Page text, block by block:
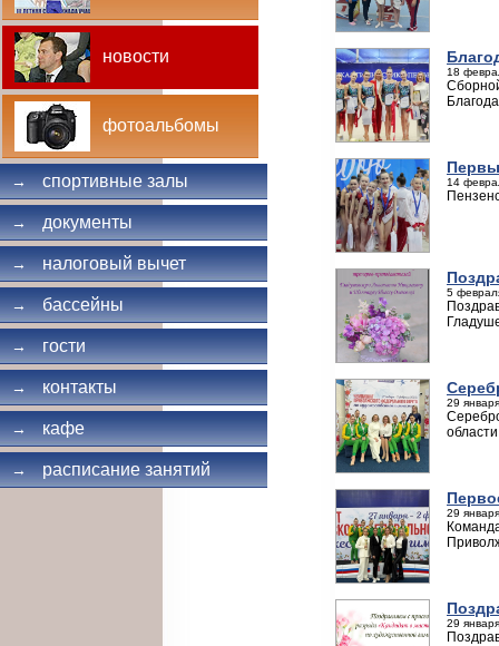
новости
фотоальбомы
→ спортивные залы
→ документы
→ налоговый вычет
→ бассейны
→ гости
→ контакты
→ кафе
→ расписание занятий
18
14
5
29
области
29
29